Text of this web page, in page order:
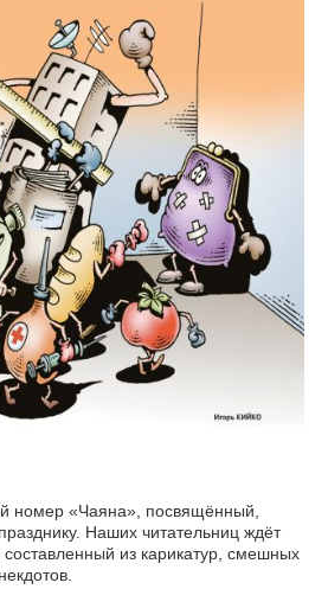
номер «Чаяна», посвящённый,
ждёт
составленный из карикатур, смешных